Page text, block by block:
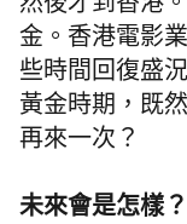
然後才到香港
金。香港電影
些時間回復盛
黃金時期，既
再來一次？
未來會是怎樣？